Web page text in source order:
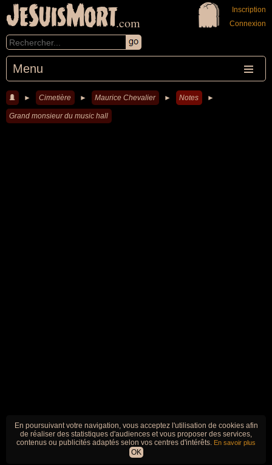
JeSuisMort.com
Menu
Inscription
Connexion
► Cimetière ► Maurice Chevalier ► Notes ►
Grand monsieur du music hall
En poursuivant votre navigation, vous acceptez l'utilisation de cookies afin
de réaliser des statistiques d'audiences et vous proposer des services,
contenus ou publicités adaptés selon vos centres d'intérêts. En savoir plus
OK